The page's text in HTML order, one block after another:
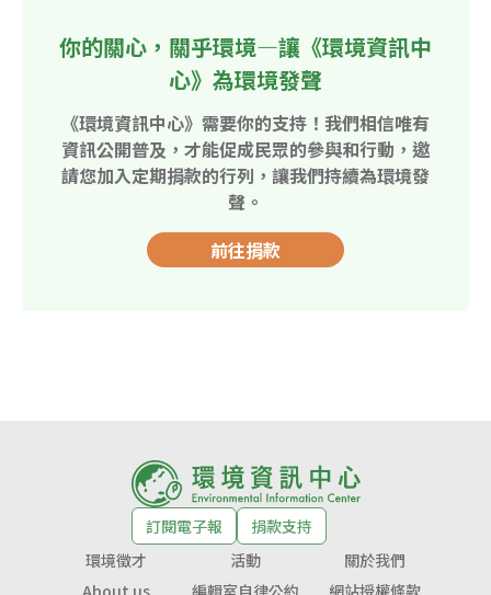
你的關心，關乎環境—讓《環境資訊中
心》為環境發聲
《環境資訊中心》需要你的支持！我們相信唯有
資訊公開普及，才能促成民眾的參與和行動，邀
請您加入定期捐款的行列，讓我們持續為環境發
聲。
前往捐款
訂閱電子報
捐款支持
環境徵才
活動
關於我們